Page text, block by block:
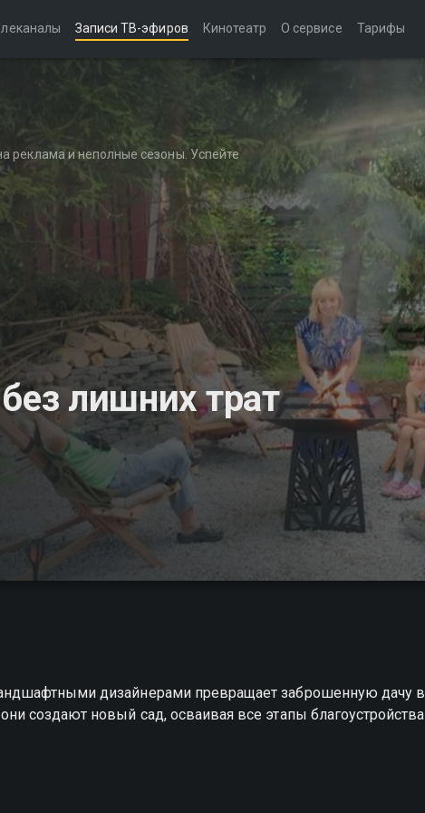
Записи ТВ-эфиров Кинотеатр О сервисе Тарифы
реклама и неполные сезоны. Успейте
лишних трат
дизайнерами превращает заброшенную дачу в
создают новый сад, осваивая все этапы благоустройства